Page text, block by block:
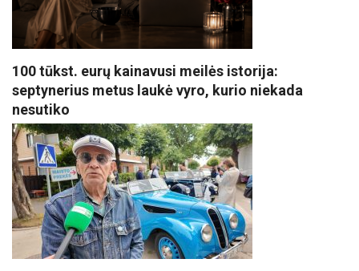
100 tūkst. eurų kainavusi meilės istorija:
septynerius metus laukė vyro, kurio niekada
nesutiko